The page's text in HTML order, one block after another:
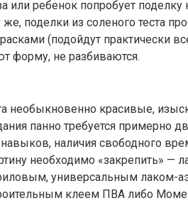
или ребенок попробует поделку
поделки из соленого теста
(подойдут практически
форму, не разбиваются.
необыкновенно красивые,
панно требуется примерно
наличия свободного
необходимо «закрепить» —
универсальным лаком-
клеем ПВА либо